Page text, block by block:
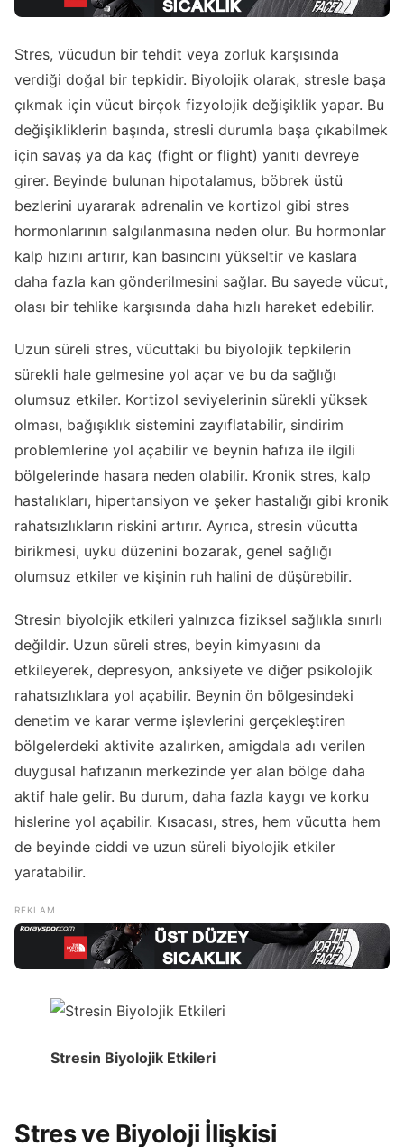
Stres, vücudun bir tehdit veya zorluk karşısında
verdiği doğal bir tepkidir. Biyolojik olarak, stresle başa
çıkmak için vücut birçok fizyolojik değişiklik yapar. Bu
değişikliklerin başında, stresli durumla başa çıkabilmek
için savaş ya da kaç (fight or flight) yanıtı devreye
girer. Beyinde bulunan hipotalamus, böbrek üstü
bezlerini uyararak adrenalin ve kortizol gibi stres
hormonlarının salgılanmasına neden olur. Bu hormonlar
kalp hızını artırır, kan basıncını yükseltir ve kaslara
daha fazla kan gönderilmesini sağlar. Bu sayede vücut,
olası bir tehlike karşısında daha hızlı hareket edebilir.
Uzun süreli stres, vücuttaki bu biyolojik tepkilerin
sürekli hale gelmesine yol açar ve bu da sağlığı
olumsuz etkiler. Kortizol seviyelerinin sürekli yüksek
olması, bağışıklık sistemini zayıflatabilir, sindirim
problemlerine yol açabilir ve beynin hafıza ile ilgili
bölgelerinde hasara neden olabilir. Kronik stres, kalp
hastalıkları, hipertansiyon ve şeker hastalığı gibi kronik
rahatsızlıkların riskini artırır. Ayrıca, stresin vücutta
birikmesi, uyku düzenini bozarak, genel sağlığı
olumsuz etkiler ve kişinin ruh halini de düşürebilir.
Stresin biyolojik etkileri yalnızca fiziksel sağlıkla sınırlı
değildir. Uzun süreli stres, beyin kimyasını da
etkileyerek, depresyon, anksiyete ve diğer psikolojik
rahatsızlıklara yol açabilir. Beynin ön bölgesindeki
denetim ve karar verme işlevlerini gerçekleştiren
bölgelerdeki aktivite azalırken, amigdala adı verilen
duygusal hafızanın merkezinde yer alan bölge daha
aktif hale gelir. Bu durum, daha fazla kaygı ve korku
hislerine yol açabilir. Kısacası, stres, hem vücutta hem
de beyinde ciddi ve uzun süreli biyolojik etkiler
yaratabilir.
Stresin Biyolojik Etkileri
Stres ve Biyoloji İlişkisi